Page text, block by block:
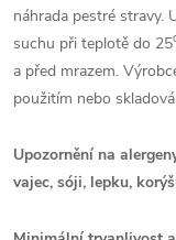
náhrada pestré stravy.
suchu při teplotě do 25
a před mrazem.
použitím nebo
Upozornění na
vajec, sóji, lepku,